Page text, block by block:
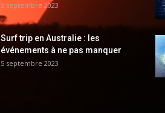
5 septembre 2023
Surf trip en Australie : les
événements à ne pas manquer
5 septembre 2023